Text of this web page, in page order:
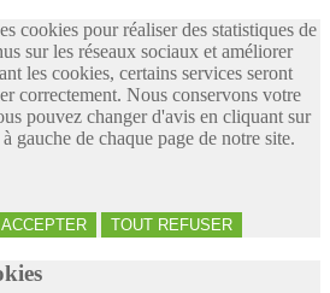
cookies pour réaliser des statistiques de
sur les réseaux sociaux et améliorer
les cookies, certains services seront
correctement. Nous conservons votre
pouvez changer d'avis en cliquant sur
gauche de chaque page de notre site.
TOUT REFUSER